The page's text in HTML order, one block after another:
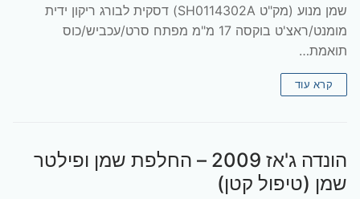
שמן מנוע (מק"ט SH0114302A) דסקית לבורג ריקון ידית
מומנט/ראצ'ט בוקסה 17 מ"מ מפתח סרט/עכביש/כוס
תואמת…
קרא עוד
הונדה ג'אז 2009 – החלפת שמן ופילטר
שמן (טיפול קטן)